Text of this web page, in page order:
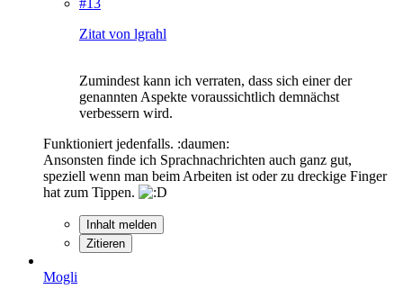
Zitat von lgrahl
Zumindest kann ich verraten, dass sich einer der
genannten Aspekte voraussichtlich demnächst
verbessern wird.
Funktioniert jedenfalls. :daumen:
Ansonsten finde ich Sprachnachrichten auch ganz gut,
speziell wenn man beim Arbeiten ist oder zu dreckige Finger
hat zum Tippen.
Inhalt melden
Zitieren
Mogli